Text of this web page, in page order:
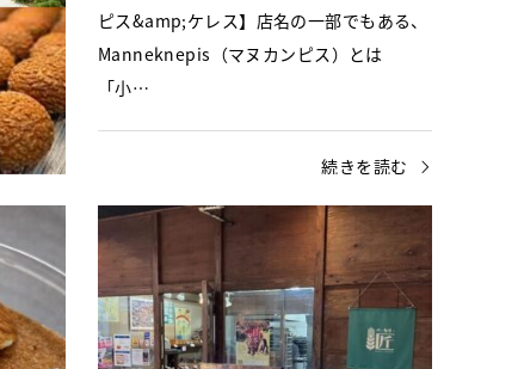
身が、
読む
ピス&amp;ケレス】店名の一部でもある、
Manneknepis（マヌカンピス）とは
「小…
続きを読む
スイーツ・パン 小倉南区 駅近
ペ・デュ・クール
「ペ・デュ・クール」をご紹介します♫店
舗情報を見る【ペ・デュ・クール】安部山